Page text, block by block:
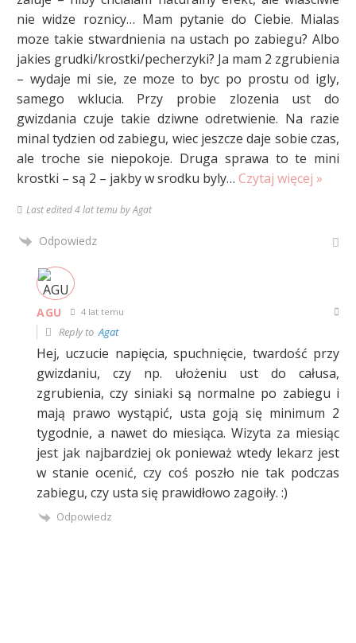
nie widze roznicy… Mam pytanie do Ciebie. Mialas
moze takie stwardnienia na ustach po zabiegu? Albo
jakies grudki/krostki/pecherzyki? Ja mam 2 zgrubienia
– wydaje mi sie, ze moze to byc po prostu od igly,
samego wklucia. Przy probie zlozenia ust do
gwizdania czuje takie dziwne odretwienie. Na razie
minal tydzien od zabiegu, wiec jeszcze daje sobie czas,
ale troche sie niepokoje. Druga sprawa to te mini
krostki – są 2 – jakby w srodku byly… Czytaj więcej »
Last edited 4 lat temu by Agat
Odpowiedz
AGU 4 lat temu
Reply toAgat
Hej, uczucie napięcia, spuchnięcie, twardość przy
gwizdaniu, czy np. ułożeniu ust do całusa,
zgrubienia, czy siniaki są normalne po zabiegu i
mają prawo wystąpić, usta goją się minimum 2
tygodnie, a nawet do miesiąca. Wizyta za miesiąc
jest jak najbardziej ok ponieważ wtedy lekarz jest
w stanie ocenić, czy coś poszło nie tak podczas
zabiegu, czy usta się prawidłowo zagoiły. :)
Odpowiedz